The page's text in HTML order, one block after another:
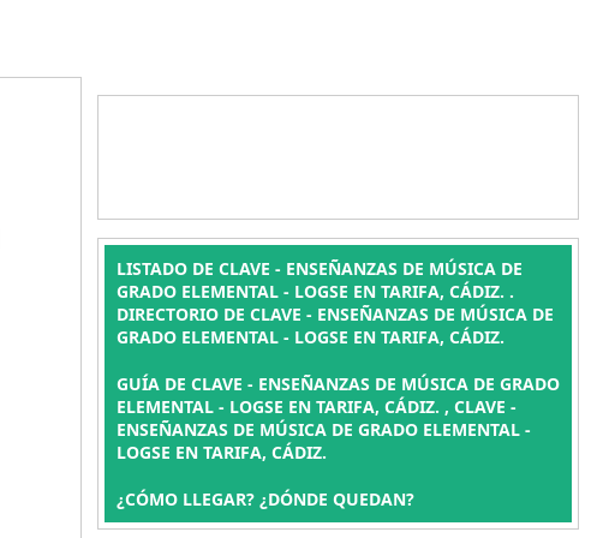
LISTADO DE CLAVE - ENSEÑANZAS DE MÚSICA DE
GRADO ELEMENTAL - LOGSE EN TARIFA, CÁDIZ. .
DIRECTORIO DE CLAVE - ENSEÑANZAS DE MÚSICA DE
GRADO ELEMENTAL - LOGSE EN TARIFA, CÁDIZ.
GUÍA DE CLAVE - ENSEÑANZAS DE MÚSICA DE GRADO
ELEMENTAL - LOGSE EN TARIFA, CÁDIZ. , CLAVE -
ENSEÑANZAS DE MÚSICA DE GRADO ELEMENTAL -
LOGSE EN TARIFA, CÁDIZ.
¿CÓMO LLEGAR? ¿DÓNDE QUEDAN?